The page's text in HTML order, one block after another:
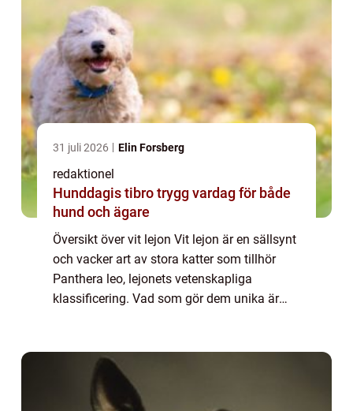
31 juli 2026 Elin Forsberg
redaktionel
Hunddagis tibro trygg vardag för både
hund och ägare
Översikt över vit lejon Vit lejon är en sällsynt
och vacker art av stora katter som tillhör
Panthera leo, lejonets vetenskapliga
klassificering. Vad som gör dem unika är